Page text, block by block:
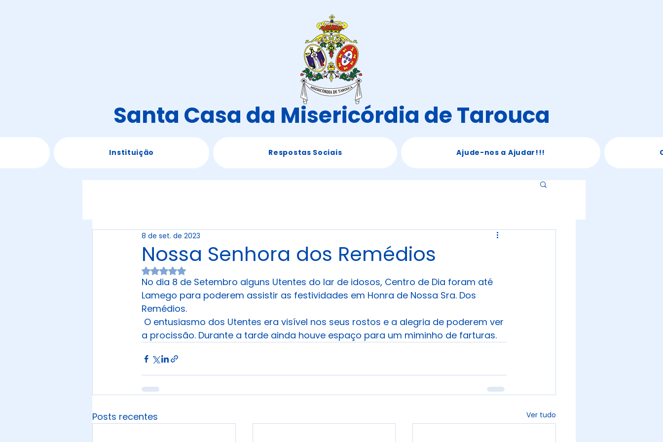
Santa Casa da Misericórdia de Tarouca
Instituição Respostas Sociais Ajude-nos a Ajudar!!!
Nossa Senhora dos Remédios
8 de set. de 2023
Avaliado com NaN de 5 estrelas.
No dia 8 de Setembro alguns Utentes do lar de idosos, Centro de Dia foram até
Lamego para poderem assistir as festividades em Honra de Nossa Sra. Dos
Remédios.
O entusiasmo dos Utentes era visível nos seus rostos e a alegria de poderem ver
a procissão. Durante a tarde ainda houve espaço para um miminho de farturas.
Posts recentes Ver tudo